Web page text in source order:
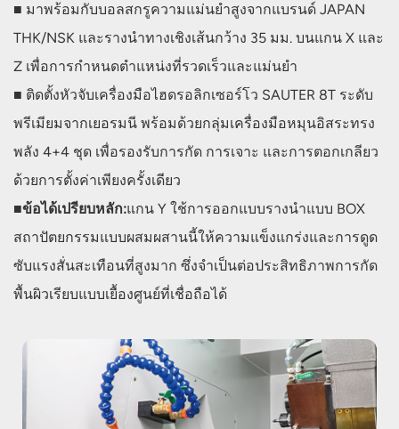
■ มาพร้อมกับบอลสกรูความแม่นยำสูงจากแบรนด์ JAPAN
THK/NSK และรางนำทางเชิงเส้นกว้าง 35 มม. บนแกน X และ
Z เพื่อการกำหนดตำแหน่งที่รวดเร็วและแม่นยำ
■ ติดตั้งหัวจับเครื่องมือไฮดรอลิกเซอร์โว SAUTER 8T ระดับ
พรีเมียมจากเยอรมนี พร้อมด้วยกลุ่มเครื่องมือหมุนอิสระทรง
พลัง 4+4 ชุด เพื่อรองรับการกัด การเจาะ และการตอกเกลียว
ด้วยการตั้งค่าเพียงครั้งเดียว
■ข้อได้เปรียบหลัก:แกน Y ใช้การออกแบบรางนำแบบ BOX
สถาปัตยกรรมแบบผสมผสานนี้ให้ความแข็งแกร่งและการดูด
ซับแรงสั่นสะเทือนที่สูงมาก ซึ่งจำเป็นต่อประสิทธิภาพการกัด
พื้นผิวเรียบแบบเยื้องศูนย์ที่เชื่อถือได้